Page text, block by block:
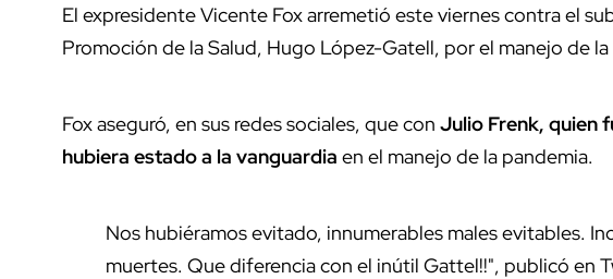
El expresidente Vicente Fox arremetió este viernes contra el
Promoción de la Salud, Hugo López-Gatell, por el manejo de
Fox aseguró, en sus redes sociales, que con Julio Frenk, quien
hubiera estado a la vanguardia en el manejo de la pandemia.
Nos hubiéramos evitado, innumerables males evitables.
muertes. Que diferencia con el inútil Gattel!!", publicó en